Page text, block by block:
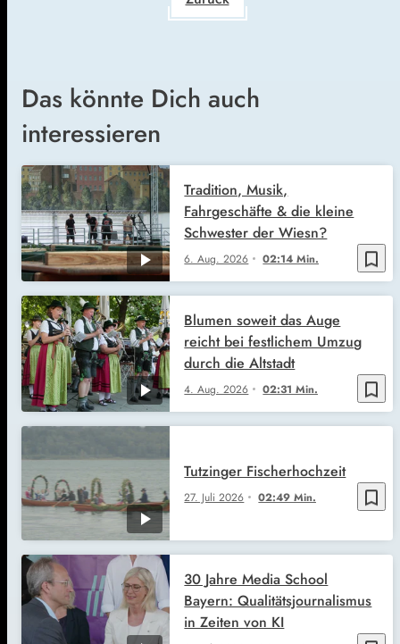
Das könnte Dich auch
interessieren
bookmark_border
6. Aug. 2026 02:14 Min.
Tradition, Musik,
Fahrgeschäfte & die kleine
Schwester der Wiesn?
bookmark_border
4. Aug. 2026 02:31 Min.
Blumen soweit das Auge
reicht bei festlichem Umzug
durch die Altstadt
bookmark_border
27. Juli 2026 02:49 Min.
Tutzinger Fischerhochzeit
30 Jahre Media School
Bayern: Qualitätsjournalismus
in Zeiten von KI